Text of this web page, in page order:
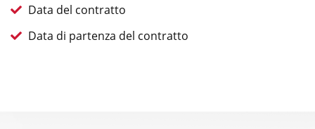
Data del contratto
Data di partenza del contratto